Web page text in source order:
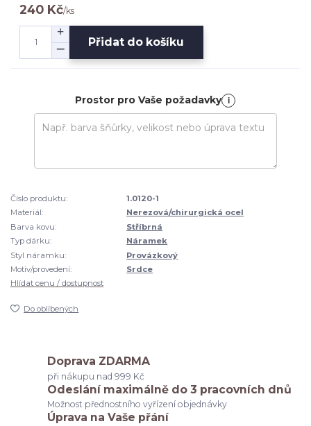
240 Kč/ks
Přidat do košíku
Prostor pro Vaše požadavky i
Číslo produktu:
1.0120-1
Materiál:
Nerezová/chirurgická ocel
Barva kovu:
Stříbrná
Typ dárku:
Náramek
Styl náramku:
Provázkový
Motiv/provedení:
Srdce
Hlídat cenu / dostupnost
Do oblíbených
Doprava ZDARMA
při nákupu nad 999 Kč
Odeslání maximálně do 3 pracovních dnů
Možnost přednostního vyřízení objednávky
Úprava na Vaše přání